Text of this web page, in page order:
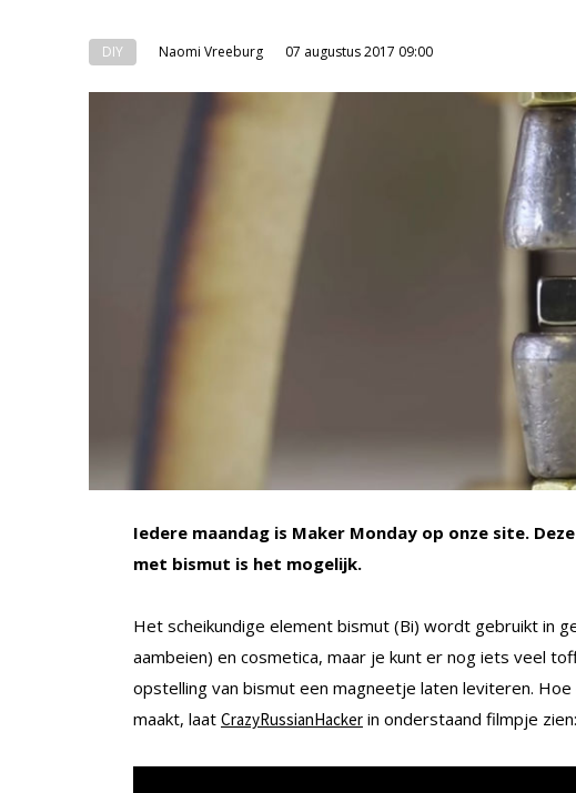
DIY Naomi Vreeburg 07 augustus 2017 09:00
Iedere maandag is Maker Monday op onze site.
met bismut is het mogelijk.
Het scheikundige element bismut (Bi) wordt gebruikt in
aambeien) en cosmetica, maar je kunt er nog iets veel
opstelling van bismut een magneetje laten leviteren.
maakt, laat CrazyRussianHacker in onderstaand filmpje zien: